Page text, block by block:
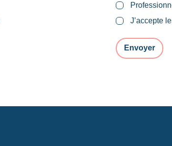
J’accepte